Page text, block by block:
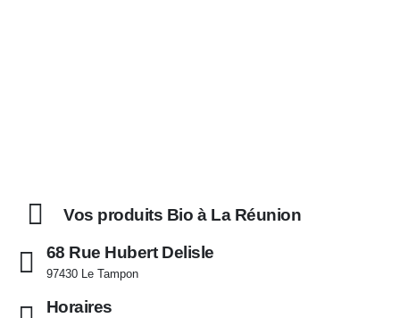
Vos produits Bio à La Réunion
68 Rue Hubert Delisle
97430 Le Tampon
Horaires